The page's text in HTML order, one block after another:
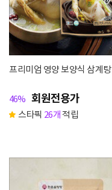
프리미엄 영양 보양식 삼계탕
46% 회원전용가
스타픽 26개적립